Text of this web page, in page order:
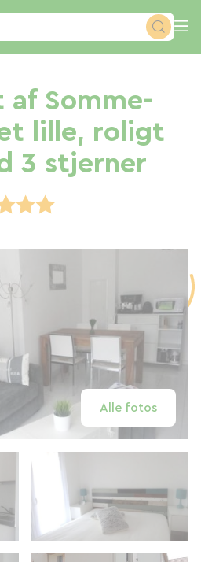
Somme-
lille, roligt
3 stjerner
Alle fotos